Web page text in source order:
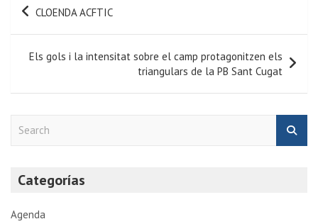
CLOENDA ACFTIC
Els gols i la intensitat sobre el camp protagonitzen els
triangulars de la PB Sant Cugat
Categorías
Agenda